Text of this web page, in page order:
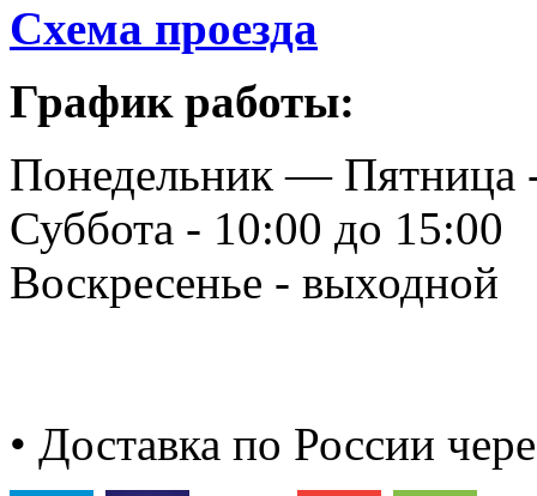
Схема проезда
График работы:
Понедельник — Пятница
Суббота - 10:00 до 15:00
Воскресенье - выходной
• Доставка по России